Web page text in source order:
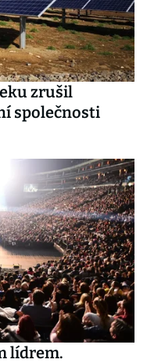
zrušil
společnosti
lídrem.